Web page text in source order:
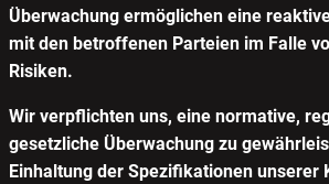
Überwachung ermöglichen eine
mit den betroffenen Parteien im Falle
Risiken.
Wir verpflichten uns, eine normative,
gesetzliche Überwachung zu
Einhaltung der Spezifikationen unserer